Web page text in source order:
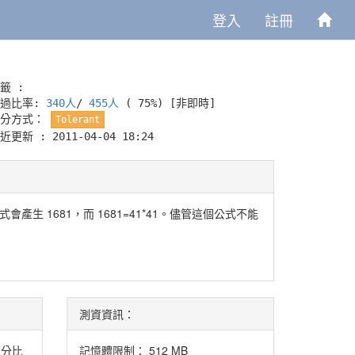
登入 註冊
:
比率: 340人 / 455人 ( 75%)
[非即時]
方式：
Tolerant
更新 : 2011-04-04 18:24
會產生 1681，而 1681=41*41。儘管這個公式不能
比
測資資訊：
記憶體限制： 512 MB